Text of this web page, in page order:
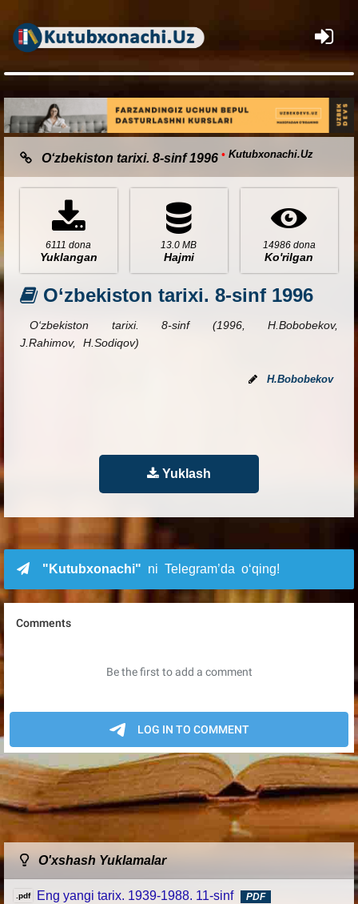
×
O‘zbekiston tarixi. 8-sinf 1996 • Kutubxonachi.Uz
6111 dona
Yuklangan
13.0 MB
Hajmi
14986 dona
Ko'rilgan
O‘zbekiston tarixi. 8-sinf 1996
O‘zbekiston tarixi. 8-sinf (1996, H.Bobobekov,
J.Rahimov, H.Sodiqov)
H.Bobobekov
Yuklash
"Kutubxonachi" ni Telegram’da o‘qing!
O'xshash Yuklamalar
.pdf Eng yangi tarix. 1939-1988. 11-sinf PDF